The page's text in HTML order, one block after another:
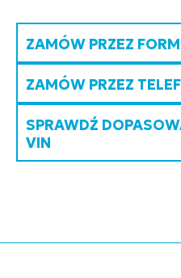
ZAMÓW PRZEZ
ZAMÓW PRZEZ
SPRAWDŹ
VIN